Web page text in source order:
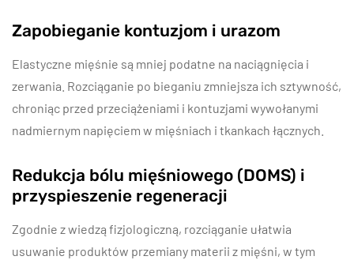
Zapobieganie kontuzjom i urazom
Elastyczne mięśnie są mniej podatne na naciągnięcia i
zerwania. Rozciąganie po bieganiu zmniejsza ich sztywność,
chroniąc przed przeciążeniami i kontuzjami wywołanymi
nadmiernym napięciem w mięśniach i tkankach łącznych.
Redukcja bólu mięśniowego (DOMS) i
przyspieszenie regeneracji
Zgodnie z wiedzą fizjologiczną, rozciąganie ułatwia
usuwanie produktów przemiany materii z mięśni, w tym